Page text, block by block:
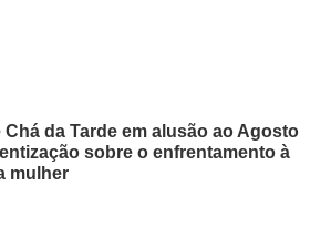
da Tarde em alusão ao Agosto
sobre o enfrentamento à
mulher